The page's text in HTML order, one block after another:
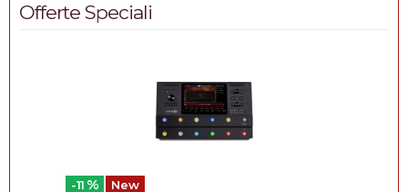
Offerte Speciali
-11 % New